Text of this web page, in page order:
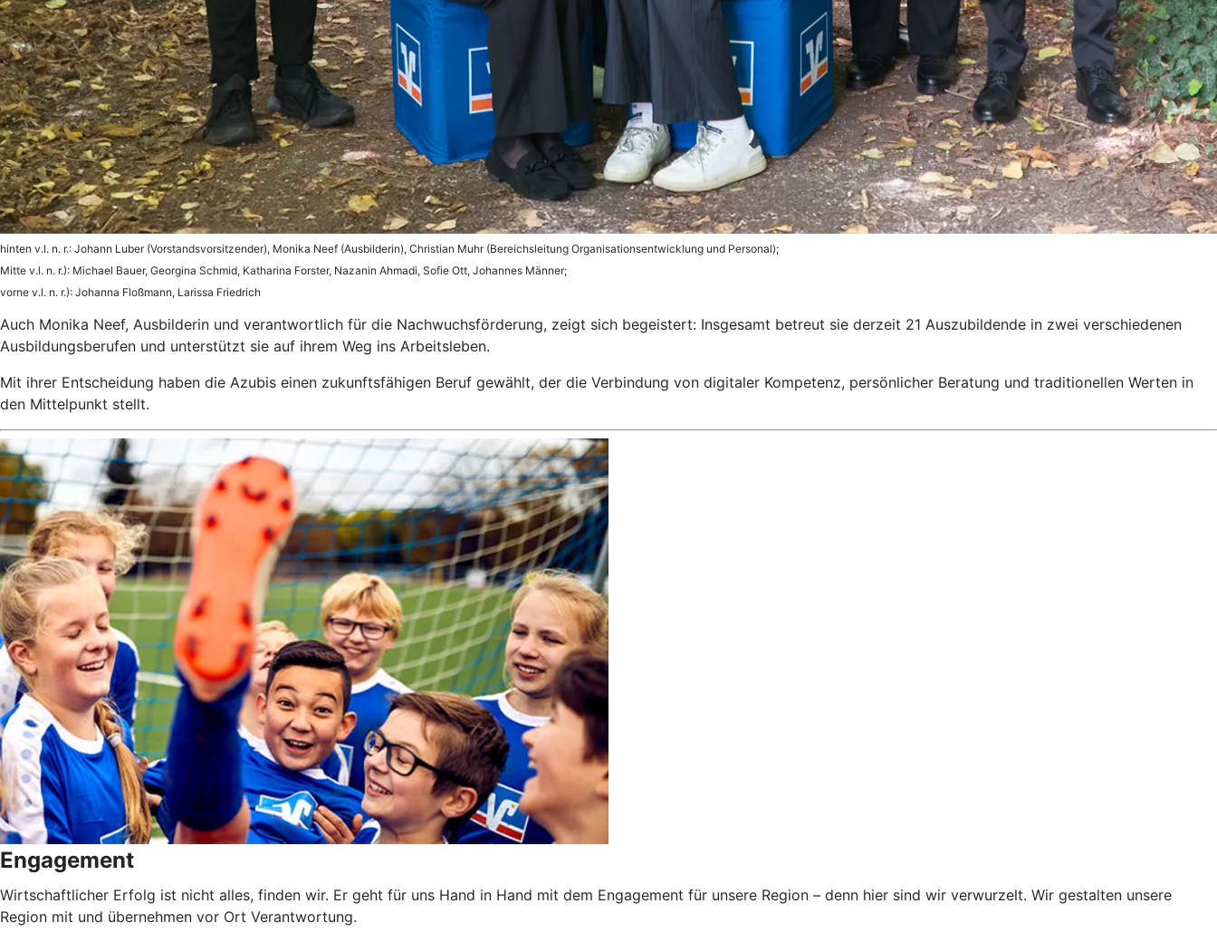
hinten v.l. n. r.: Johann Luber (Vorstandsvorsitzender), Monika Neef (Ausbilderin), Christian Muhr (Bereichsleitung Organisationsentwicklung und Personal);
Mitte v.l. n. r.): Michael Bauer, Georgina Schmid, Katharina Forster, Nazanin Ahmadi, Sofie Ott, Johannes Männer;
vorne v.l. n. r.): Johanna Floßmann, Larissa Friedrich
Auch Monika Neef, Ausbilderin und verantwortlich für die Nachwuchsförderung, zeigt sich begeistert: Insgesamt betreut sie derzeit 21 Auszubildende in zwei verschiedenen
Ausbildungsberufen und unterstützt sie auf ihrem Weg ins Arbeitsleben.
Mit ihrer Entscheidung haben die Azubis einen zukunftsfähigen Beruf gewählt, der die Verbindung von digitaler Kompetenz, persönlicher Beratung und traditionellen Werten in
den Mittelpunkt stellt.
Engagement
Wirtschaftlicher Erfolg ist nicht alles, finden wir. Er geht für uns Hand in Hand mit dem Engagement für unsere Region – denn hier sind wir verwurzelt. Wir gestalten unsere
Region mit und übernehmen vor Ort Verantwortung.